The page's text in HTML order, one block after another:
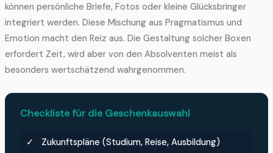
können persönliche Briefe, Fotos oder kleine Glücksbringer
integriert werden. Diese Mischung aus Pragmatismus und
Emotion macht den Reiz aus. Die Gestaltung solcher Boxen
erfordert Zeit, wird aber von den Absolventen meist als
besonders wertschätzend wahrgenommen.
Checkliste für die Geschenkauswahl
✓
Zukunftspläne (Studium, Reise, Ausbildung)